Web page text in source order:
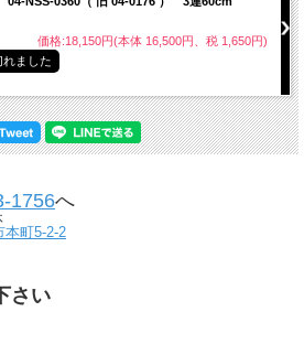
価格:18,150円(本体 16,500円、税 1,650円)
れました
1756へ
町5-2-2
さい